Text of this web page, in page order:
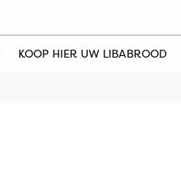
KOOP HIER UW LIBABROOD